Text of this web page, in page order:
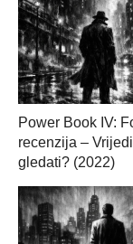
Power Book IV:
recenzija –
gledati? (2022)